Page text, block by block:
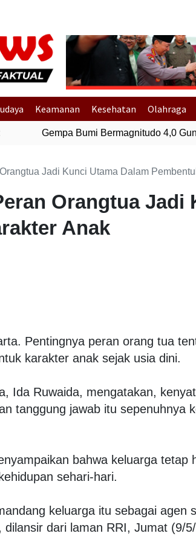
Previous
Keamanan Kesehatan Olahraga
Gempa Bumi Bermagnitudo 4,0
Jadi Kunci Utama Dalam
Orangtua Jadi
Anak
Pentingnya peran orang tua
karakter anak sejak usia dini.
Ida Ruwaida, mengatakan,
tanggung jawab itu sepenuhnya
bahwa keluarga tetap
sehari-hari.
keluarga itu sebagai agen
dilansir dari laman RRI, Jumat (9/